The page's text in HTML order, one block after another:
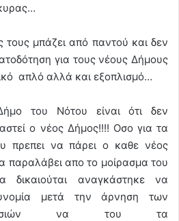
τους μπάζει από παντού και δεν
για τους νέους Δήμους
απλό αλλά και εξοπλισμό…
του Νότου είναι ότι δεν
ο νέος Δήμος!!!! Οσο για τα
πρεπει να πάρει ο καθε νέος
παραλάβει απο το μοίρασμα του
δικαιούται αναγκάστηκε να
μετά την άρνηση των
να του τα